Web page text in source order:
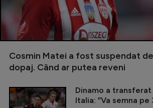
Cosmin Matei a fost suspendat
dopaj. Când ar putea reveni
Dinamo a transferat
Italia: ”Va semna pe